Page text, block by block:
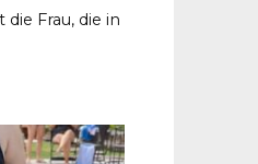
die Frau, die in